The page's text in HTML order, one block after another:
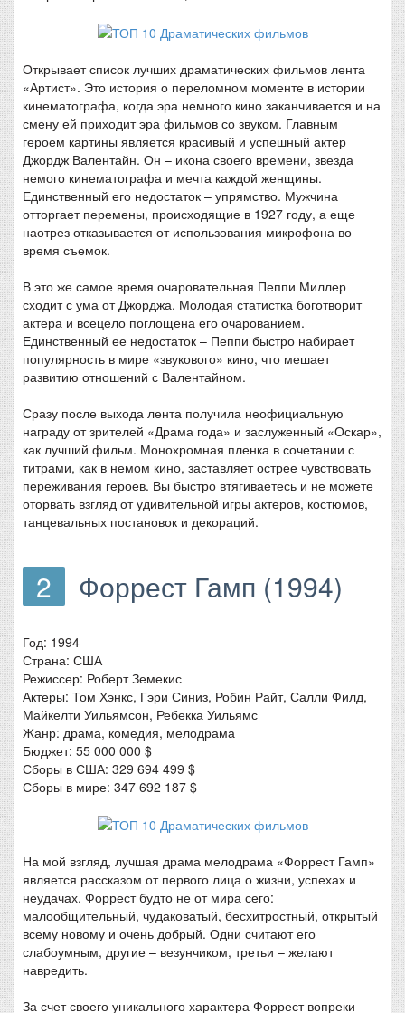
Открывает список лучших драматических фильмов лента
«Артист». Это история о переломном моменте в истории
кинематографа, когда эра немного кино заканчивается и на
смену ей приходит эра фильмов со звуком. Главным
героем картины является красивый и успешный актер
Джордж Валентайн. Он – икона своего времени, звезда
немого кинематографа и мечта каждой женщины.
Единственный его недостаток – упрямство. Мужчина
отторгает перемены, происходящие в 1927 году, а еще
наотрез отказывается от использования микрофона во
время съемок.
В это же самое время очаровательная Пеппи Миллер
сходит с ума от Джорджа. Молодая статистка боготворит
актера и всецело поглощена его очарованием.
Единственный ее недостаток – Пеппи быстро набирает
популярность в мире «звукового» кино, что мешает
развитию отношений с Валентайном.
Сразу после выхода лента получила неофициальную
награду от зрителей «Драма года» и заслуженный «Оскар»,
как лучший фильм. Монохромная пленка в сочетании с
титрами, как в немом кино, заставляет острее чувствовать
переживания героев. Вы быстро втягиваетесь и не можете
оторвать взгляд от удивительной игры актеров, костюмов,
танцевальных постановок и декораций.
2 Форрест Гамп (1994)
Год: 1994
Страна: США
Режиссер: Роберт Земекис
Актеры: Том Хэнкс, Гэри Синиз, Робин Райт, Салли Филд,
Майкелти Уильямсон, Ребекка Уильямс
Жанр: драма, комедия, мелодрама
Бюджет: 55 000 000 $
Сборы в США: 329 694 499 $
Сборы в мире: 347 692 187 $
На мой взгляд, лучшая драма мелодрама «Форрест Гамп»
является рассказом от первого лица о жизни, успехах и
неудачах. Форрест будто не от мира сего:
малообщительный, чудаковатый, бесхитростный, открытый
всему новому и очень добрый. Одни считают его
слабоумным, другие – везунчиком, третьи – желают
навредить.
За счет своего уникального характера Форрест вопреки